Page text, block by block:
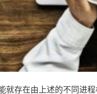
就存在由上述的不同进